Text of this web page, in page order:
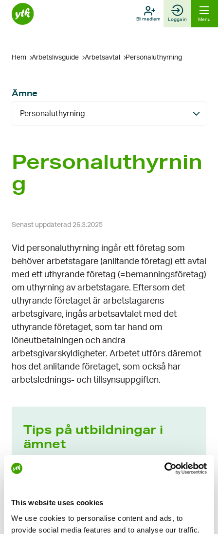
This website uses cookies
We use cookies to personalise content and ads, to
provide social media features and to analyse our traffic.
Skip
Bli medlem Logga in Menu
Hem Arbetslivsguide Arbetsavtal Personaluthyrning
Ämne
Personaluthyrning
Personaluthyrnin
g
Senast uppdaterad 26.3.2025
Vid personaluthyrning ingår ett företag som
behöver arbetstagare (anlitande företag) ett avtal
med ett uthyrande företag (=bemanningsföretag)
om uthyrning av arbetstagare. Eftersom det
uthyrande företaget är arbetstagarens
arbetsgivare, ingås arbetsavtalet med det
uthyrande företaget, som tar hand om
löneutbetalningen och andra
arbetsgivarskyldigheter. Arbetet utförs däremot
hos det anlitande företaget, som också har
arbetslednings- och tillsynsuppgiften.
Tips på utbildningar i
ämnet
Du kan också lära dig mer om ämnet i
onlineutbildningsbiblioteket för arbetslivet,
Vuokratyösuhteen pelisäännöt